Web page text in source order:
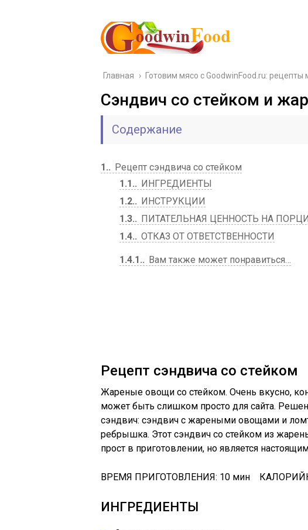
Главная › Готовим мясо с GoodwinFood.ru:
Сэндвич со стейком и
Содержание
1.
Рецепт сэндвича со стейком
1.1.
ИНГРЕДИЕНТЫ
1.2.
ИНСТРУКЦИИ
1.3.
ПИТАТЕЛЬНАЯ ЦЕННОСТЬ НА
1.4.
ОТКАЗ ОТ ОТВЕТСТВЕННОСТИ
1.4.1. Вам также может понравиться…
Рецепт сэндвича со стейком
Жареные овощи со стейком. Очень вкусно,
может быть слишком просто для сайта.
сэндвич: сэндвич с жареными овощами и
ребрышка. Этот сэндвич со стейком из
прост в приготовлении, но является
ВРЕМЯ ПРИГОТОВЛЕНИЯ: 10 мин
ИНГРЕДИЕНТЫ